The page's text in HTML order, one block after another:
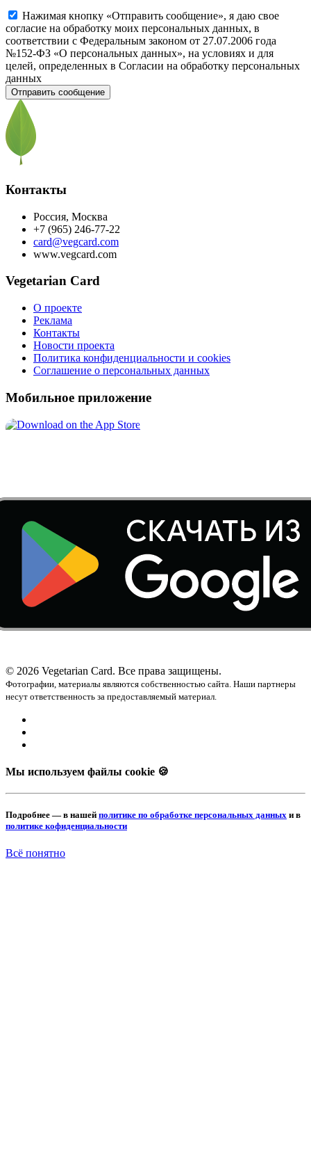
Нажимая кнопку «Отправить сообщение», я даю свое
согласие на обработку моих персональных данных, в
соответствии с Федеральным законом от 27.07.2006 года
№152-ФЗ «О персональных данных», на условиях и для
целей, определенных в Согласии на обработку персональных
данных
Контакты
Россия, Москва
+7 (965) 246-77-22
card@vegcard.com
www.vegcard.com
Vegetarian Card
О проекте
Реклама
Контакты
Новости проекта
Политика конфиденциальности и cookies
Соглашение о персональных данных
Мобильное приложение
© 2026 Vegetarian Card. Все права защищены.
Фотографии, материалы являются собственностью сайта. Наши партнеры
несут ответственность за предоставляемый материал.
Мы используем файлы cookie 🍪
Подробнее — в нашей политике по обработке персональных данных и в
политике кофиденциальности
Всё понятно